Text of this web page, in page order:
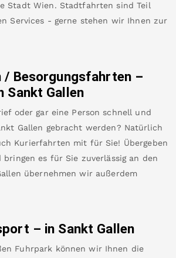
Stadt Wien. Stadtfahrten sind Teil
Services - gerne stehen wir Ihnen zur
/ Besorgungsfahrten –
Sankt Gallen
oder gar eine Person schnell und
Gallen gebracht werden? Natürlich
Kurierfahrten mit für Sie! Übergeben
bringen es für Sie zuverlässig an den
übernehmen wir außerdem
– in Sankt Gallen
Fuhrpark können wir Ihnen die